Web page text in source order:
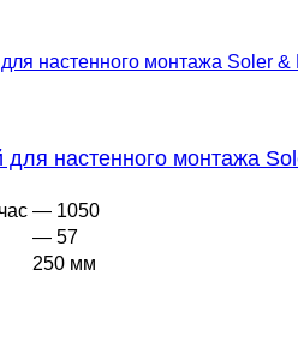
настенного монтажа
— 1050
— 57
250 мм